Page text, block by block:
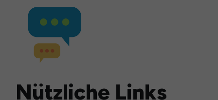
Nützliche Links